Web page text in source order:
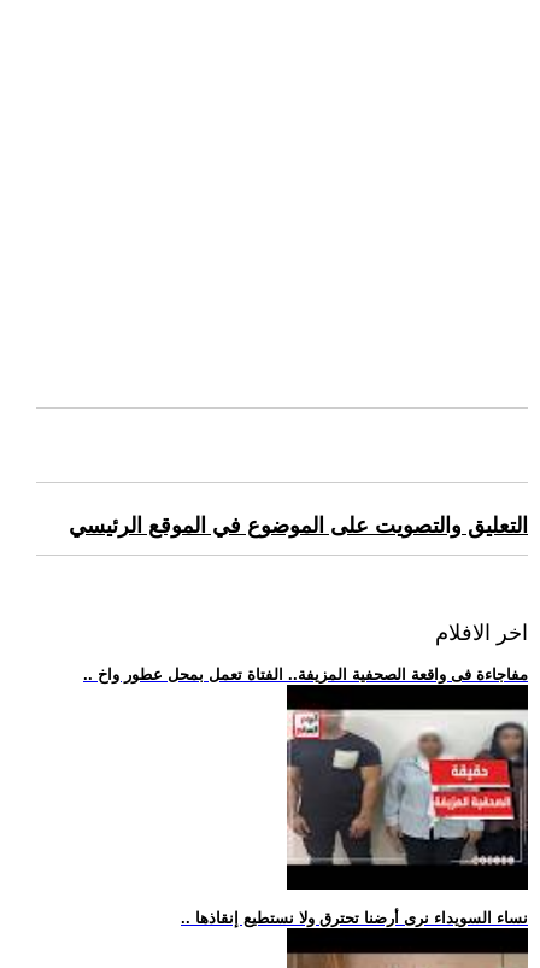
التعليق والتصويت على الموضوع في الموقع الرئيسي
اخر الافلام
.. مفاجاءة فى واقعة الصحفية المزيفة.. الفتاة تعمل بمحل عطور واخ
.. نساء السويداء نرى أرضنا تحترق ولا نستطيع إنقاذها